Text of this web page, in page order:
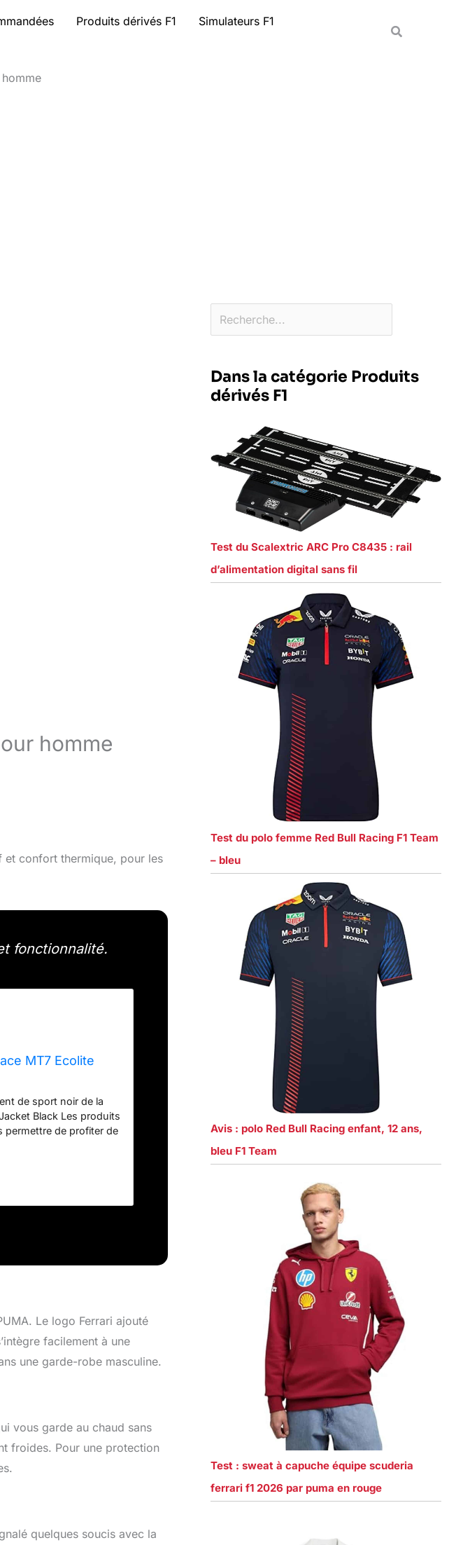
Produits dérivés F1
Simulateurs F1
homme
et confort thermique, pour les
fonctionnalité.
MT7 Ecolite
de sport noir de la
Black Les produits
permettre de profiter de
de première
Le logo Ferrari ajouté
facilement à une
une garde-robe masculine.
vous garde au chaud sans
froides. Pour une protection
quelques soucis avec la
Dans la catégorie Produits
dérivés F1
Test du Scalextric ARC Pro C8435 : rail
d’alimentation digital sans fil
Test du polo femme Red Bull Racing F1 Team
– bleu
Avis : polo Red Bull Racing enfant, 12 ans,
bleu F1 Team
Test : sweat à capuche équipe scuderia
ferrari f1 2026 par puma en rouge